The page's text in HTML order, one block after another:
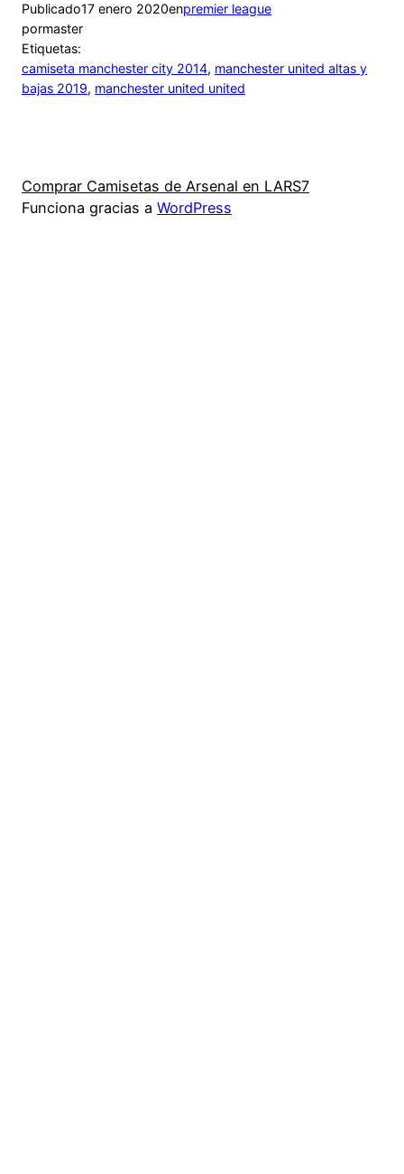
Publicado17 enero 2020enpremier league
pormaster
Etiquetas:
camiseta manchester city 2014, manchester united altas y
bajas 2019, manchester united united
Comprar Camisetas de Arsenal en LARS7
Funciona gracias a WordPress